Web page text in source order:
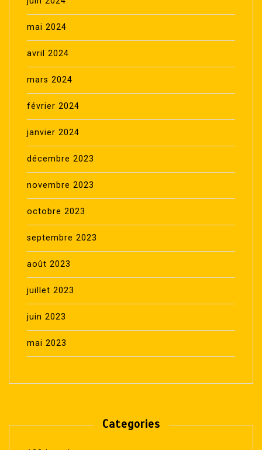
mai 2024
avril 2024
mars 2024
février 2024
janvier 2024
décembre 2023
novembre 2023
octobre 2023
septembre 2023
août 2023
juillet 2023
juin 2023
mai 2023
Categories